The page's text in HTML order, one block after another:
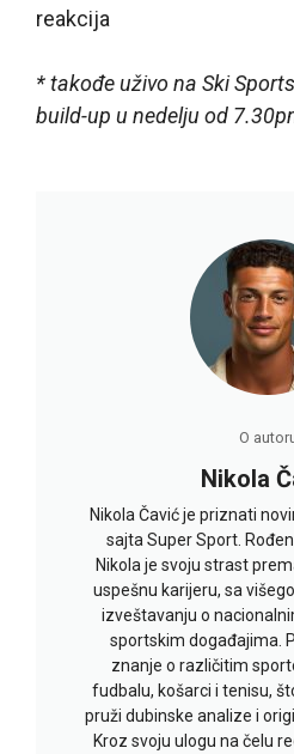
reakcija
* takođe uživo na Ski
build-up u nedelju od
O
Nikola
Nikola Čavić je priznati
sajta Super Sport.
Nikola je svoju strast
uspešnu karijeru, sa
izveštavanju o
sportskim događajima.
znanje o različitim
fudbalu, košarci i tenisu,
pruži dubinske analize i
Kroz svoju ulogu na čelu